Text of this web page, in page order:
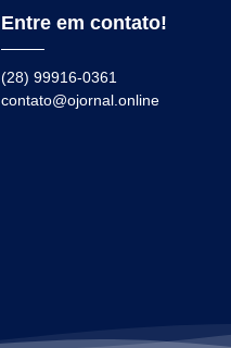
Entre em contato!
(28) 99916-0361
contato@ojornal.online